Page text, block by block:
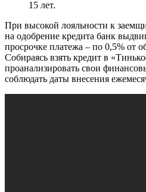
15 лет.
При высокой лояльности к
на одобрение кредита банк
просрочке платежа – по 0,5% от
Собираясь взять кредит в
проанализировать свои
соблюдать даты внесения